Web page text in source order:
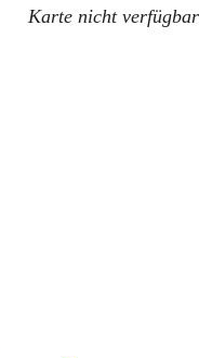
Karte nicht verfügbar